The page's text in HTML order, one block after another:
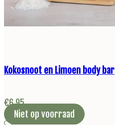
Kokosnoot en Limoen body bar
€6,95
Niet op voorraad